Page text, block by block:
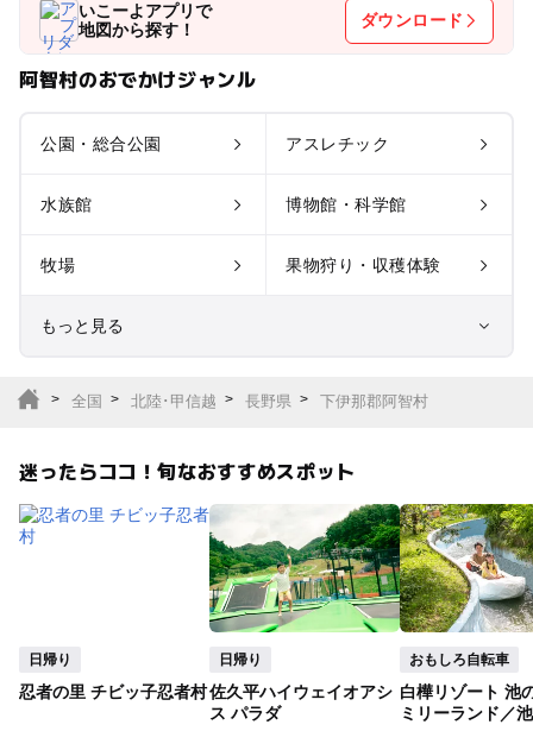
いこーよアプリで
地図から探す！
ダウンロード
阿智村のおでかけジャンル
公園・総合公園 アスレチック
水族館 博物館・科学館
牧場 果物狩り・収穫体験
もっと見る
サファリパーク
植物園・フラワーパー
バーベキュー
釣り
全国 北陸･甲信越 長野県 下伊那郡阿智村
迷ったらココ！旬なおすすめスポット
日帰り
忍者の里 チビッ子忍者村
日帰り
佐久平ハイウェイオアシ
ス パラダ
おもしろ自転車
白樺リゾート 池
ミリーランド／